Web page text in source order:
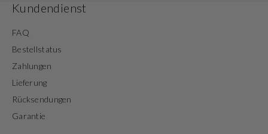
Kundendienst
FAQ
Bestellstatus
Zahlungen
Lieferung
Rücksendungen
Garantie